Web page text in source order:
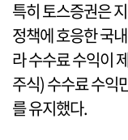
특히 토스증권은
정책에 호응한 국
라 수수료 수익이
주식) 수수료 수익
를 유지했다.